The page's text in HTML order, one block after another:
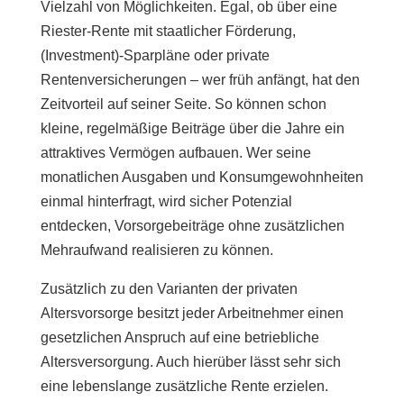
Vielzahl von Möglichkeiten. Egal, ob über eine
Riester-Rente mit staatlicher Förderung,
(Investment)-Sparpläne oder private
Rentenversicherungen – wer früh anfängt, hat den
Zeitvorteil auf seiner Seite. So können schon
kleine, regelmäßige Beiträge über die Jahre ein
attraktives Vermögen aufbauen. Wer seine
monatlichen Ausgaben und Konsumgewohnheiten
einmal hinterfragt, wird sicher Potenzial
entdecken, Vorsorgebeiträge ohne zusätzlichen
Mehraufwand realisieren zu können.
Zusätzlich zu den Varianten der privaten
Altersvorsorge besitzt jeder Arbeitnehmer einen
gesetzlichen Anspruch auf eine betriebliche
Altersversorgung. Auch hierüber lässt sehr sich
eine lebenslange zusätzliche Rente erzielen.